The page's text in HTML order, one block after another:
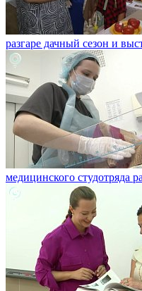
разгаре дачный сезон и
медицинского студотряда